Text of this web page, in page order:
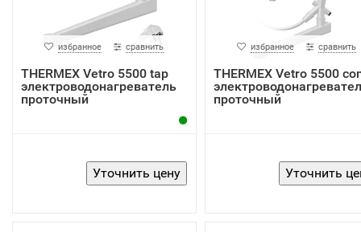
избранное сравнить
THERMEX Vetro 5500 tap
электроводонагреватель
проточный
избранное сравнить
THERMEX Vetro 5500
проточный